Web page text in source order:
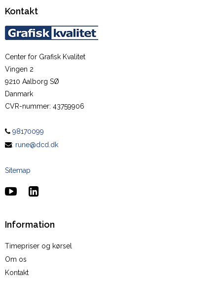
Kontakt
Center for Grafisk Kvalitet
Vingen 2
9210 Aalborg SØ
Danmark
CVR-nummer: 43759906
98170099
: rune@dcd.dk
Sitemap
Information
Timepriser og kørsel
Om os
Kontakt